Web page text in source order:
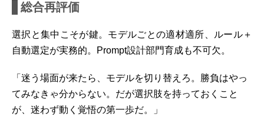
総合再評価
選択と集中こそが鍵。モデルごとの適材適所、ルール＋
自動選定が実務的。Prompt設計部門育成も不可欠。
「迷う場面が来たら、モデルを切り替えろ。勝負はやっ
てみなきゃ分からない。だが選択肢を持っておくこと
が、迷わず動く覚悟の第一歩だ。」